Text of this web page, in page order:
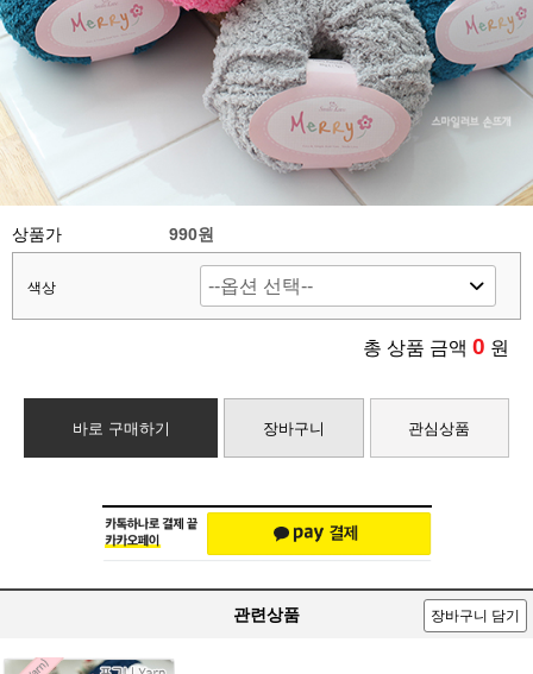
상품가 990원
색상
총 상품 금액 0 원
바로 구매하기 장바구니 관심상품
관련상품 장바구니 담기